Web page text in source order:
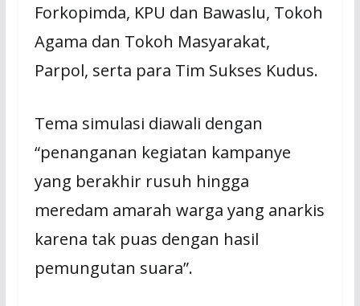
Forkopimda, KPU dan Bawaslu, Tokoh
Agama dan Tokoh Masyarakat,
Parpol, serta para Tim Sukses Kudus.
Tema simulasi diawali dengan
“penanganan kegiatan kampanye
yang berakhir rusuh hingga
meredam amarah warga yang anarkis
karena tak puas dengan hasil
pemungutan suara”.